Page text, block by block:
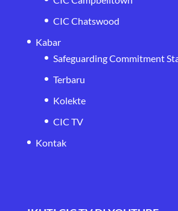
CIC Chatswood
Kabar
Safeguarding Commitment
Terbaru
Kolekte
CIC TV
Kontak